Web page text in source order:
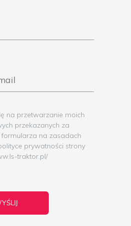
na przetwarzanie moich
przekazanych za
na zasadach
prywatności strony
traktor.pl/